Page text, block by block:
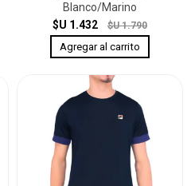
Blanco/Marino
$U 1.432
$U 1.790